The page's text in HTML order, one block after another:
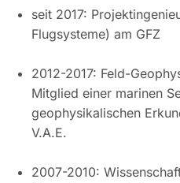
seit 2017:
Flugsysteme) am GFZ
2012-2017: Feld-
Mitglied einer marinen
geophysikalischen
V.A.E.
2007-2010: